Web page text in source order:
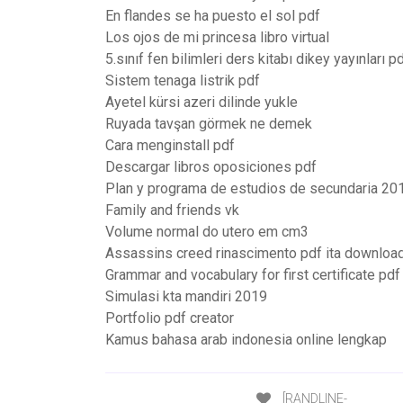
En flandes se ha puesto el sol pdf
Los ojos de mi princesa libro virtual
5.sınıf fen bilimleri ders kitabı dikey yayınları
Sistem tenaga listrik pdf
Ayetel kürsi azeri dilinde yukle
Ruyada tavşan görmek ne demek
Cara menginstall pdf
Descargar libros oposiciones pdf
Plan y programa de estudios de secundaria
Family and friends vk
Volume normal do utero em cm3
Assassins creed rinascimento pdf ita
Grammar and vocabulary for first certificate pdf
Simulasi kta mandiri 2019
Portfolio pdf creator
Kamus bahasa arab indonesia online lengkap
[RANDLINE-